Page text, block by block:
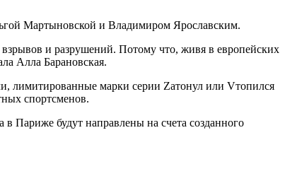
Мартыновской и Владимиром Ярославским.
и разрушений. Потому что, живя в европейских
Алла Барановская.
лимитированные марки серии Zaтонул или Vтопился
спортсменов.
в Париже будут направлены на счета созданного